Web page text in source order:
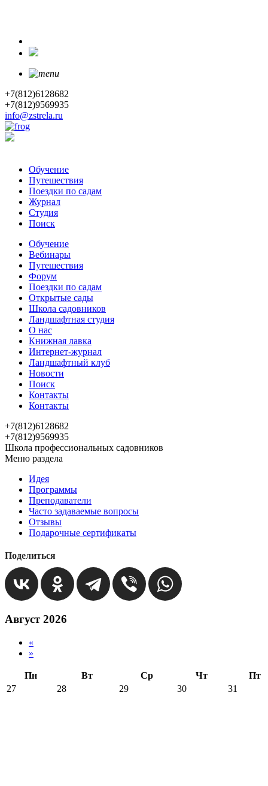
+7(812)6128682
+7(812)9569935
info@zstrela.ru
Обучение
Путешествия
Поездки по садам
Журнал
Студия
Поиск
Обучение
Вебинары
Путешествия
Форум
Поездки по садам
Открытые сады
Школа садовников
Ландшафтная студия
О нас
Книжная лавка
Интернет-журнал
Ландшафтный клуб
Новости
Поиск
Контакты
Контакты
+7(812)6128682
+7(812)9569935
Школа профессиональных садовников
Меню раздела
Идея
Программы
Преподаватели
Часто задаваемые вопросы
Отзывы
Подарочные сертификаты
Поделиться
Август 2026
«
»
Пн Вт Ср Чт
Пт
27
28 29 30 31